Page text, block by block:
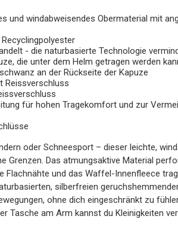
und windabweisendes Obermaterial mit
- die naturbasierte Technologie
die unter dem Helm getragen werden
an der Rückseite der Kapuze
Reissverschluss
für hohen Tragekomfort und zur
oder Schneesport – dieser leichte,
Grenzen. Das atmungsaktive Material
Flachnähte und das Waffel-Innenfleece
silberfreien
ohne dich eingeschränkt zu
Tasche am Arm kannst du Kleinigkeiten